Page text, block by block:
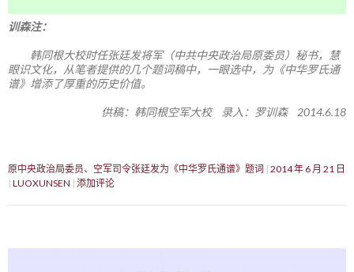
训森注：
韩同根大校时任张廷发将军（中共中央政治局原委员）秘书，慧
眼识文化，从笔者提供的几个题词稿中，一眼选中，为《中华罗氏通
谱》增添了厚重的历史价值。
供稿：韩同根空军大校 录入：罗训森 2014.6.18
原中央政治局委员、空军司令张廷发为《中华罗氏通谱》题词 2014 年 6 月 21 日
LUOXUNSEN 添加评论